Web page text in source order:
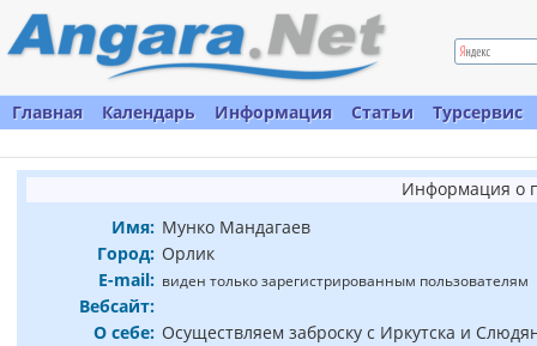
Главная Календарь Информация Статьи Турсервис
Информация о
Имя: Мунко Мандагаев
Город: Орлик
E-mail: виден только зарегистрированным пользователям
Вебсайт:
О себе: Осуществляем заброску с Иркутска и